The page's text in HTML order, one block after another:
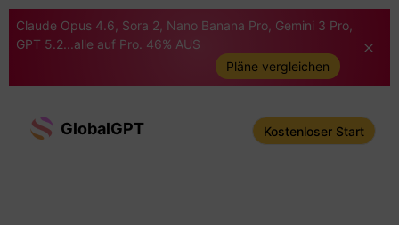
Claude Opus 4.6, Sora 2, Nano Banana Pro, Gemini 3 Pro,
GPT 5.2...alle auf Pro. 46% AUS
Pläne vergleichen
GlobalGPT Kostenloser Start